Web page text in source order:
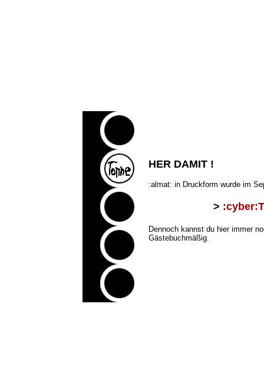
HER DAMIT !
:almat: in Druckform wurde im
>
Dennoch kannst du hier immer
Gästebuchmäßig.